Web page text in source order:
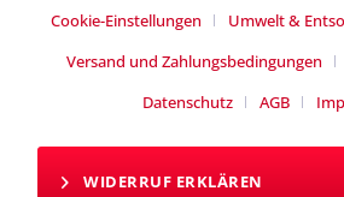
Cookie-Einstellungen Umwelt &
Versand und Zahlungsbedingungen
Datenschutz
AGB
WIDERRUF ERKLÄREN